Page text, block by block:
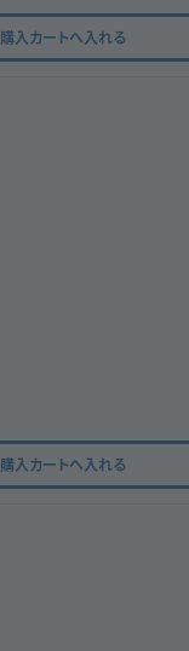
購入カートへ入れる
購入カートへ入れる